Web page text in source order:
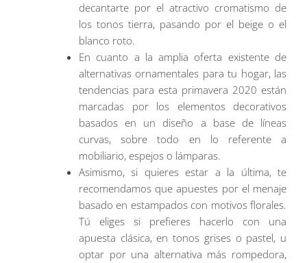
decantarte por el atractivo cromatismo de
los tonos tierra, pasando por el beige o el
blanco roto.
En cuanto a la amplia oferta existente de
alternativas ornamentales para tu hogar, las
tendencias para esta primavera 2020 están
marcadas por los elementos decorativos
basados en un diseño a base de líneas
curvas, sobre todo en lo referente a
mobiliario, espejos o lámparas.
Asimismo, si quieres estar a la última, te
recomendamos que apuestes por el menaje
basado en estampados con motivos florales.
Tú eliges si prefieres hacerlo con una
apuesta clásica, en tonos grises o pastel, u
optar por una alternativa más rompedora,